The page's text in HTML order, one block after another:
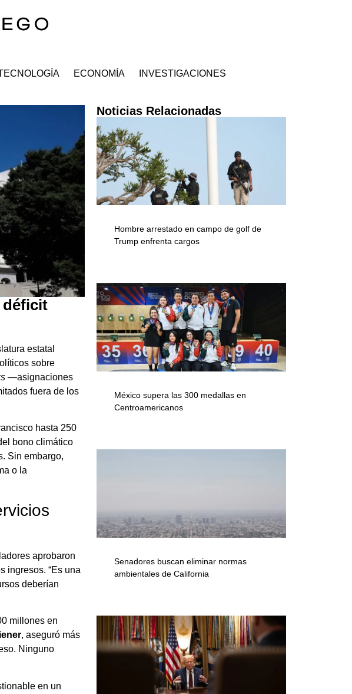
ECONOMÍA INVESTIGACIONES
déficit
estatal
sobre
—asignaciones
fuera de los
hasta 250
bono climático
Sin embargo,
o la
aprobaron
ingresos. “Es una
deberían
millones en
, aseguró más
Ninguno
en un
Noticias Relacionadas
Hombre arrestado en campo de golf de
Trump enfrenta cargos
México supera las 300 medallas en
Centroamericanos
Senadores buscan eliminar normas
ambientales de California